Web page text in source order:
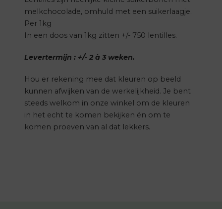
melkchocolade, omhuld met een suikerlaagje.
Per 1kg
In een doos van 1kg zitten +/- 750 lentilles.
Levertermijn : +/- 2 à 3 weken.
Hou er rekening mee dat kleuren op beeld
kunnen afwijken van de werkelijkheid. Je bent
steeds welkom in onze winkel om de kleuren
in het echt te komen bekijken én om te
komen proeven van al dat lekkers.